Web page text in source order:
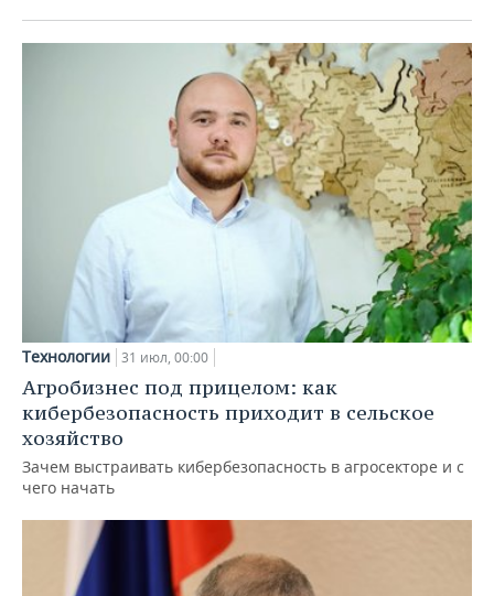
Технологии 31 июл, 00:00
Агробизнес под прицелом: как
кибербезопасность приходит в сельское
хозяйство
Зачем выстраивать кибербезопасность в агросекторе и с
чего начать